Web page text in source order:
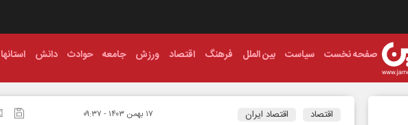
صفحه نخست سیاست بین الملل فرهنگ اقتصاد ورزش جامعه حوادث دانش استانها
اقتصاد اقتصاد ایران ۱۷ بهمن ۱۴۰۳ - ۰۹:۳۷